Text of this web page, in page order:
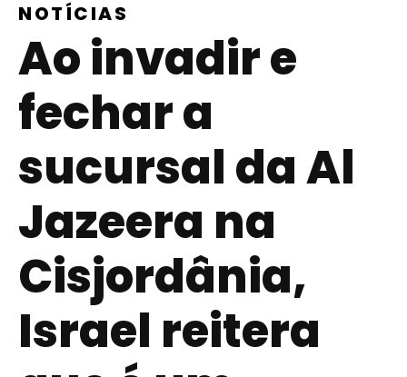
NOTÍCIAS
Ao invadir e
fechar a
sucursal da Al
Jazeera na
Cisjordânia,
Israel reitera